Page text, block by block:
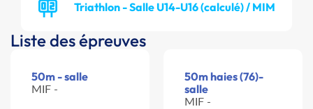
Triathlon - Salle U14-U16 (calculé) / MIM
Liste des épreuves
50m - salle
MIF -
50m haies (76)-
salle
MIF -